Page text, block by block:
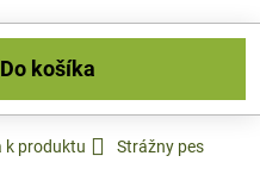
Do košíka
k produktu
Strážny pes